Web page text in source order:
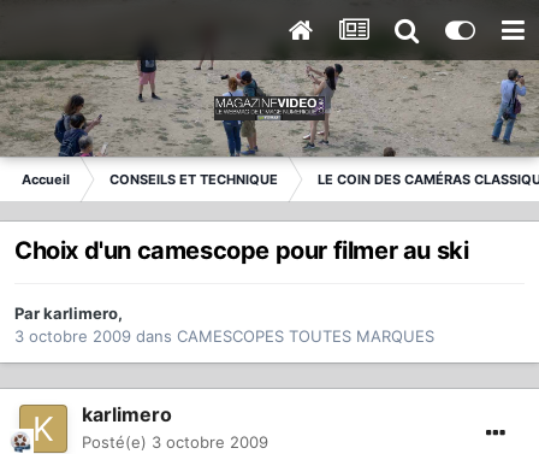
Accueil CONSEILS ET TECHNIQUE LE COIN DES CAMÉRAS
Choix d'un camescope pour filmer au ski
Parkarlimero,
3 octobre 2009 dans CAMESCOPES TOUTES MARQUES
karlimero
Posté(e) 3 octobre 2009